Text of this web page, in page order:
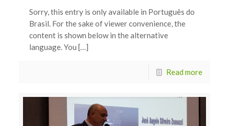
Sorry, this entry is only available in Português do
Brasil. For the sake of viewer convenience, the
content is shown below in the alternative
language. You […]
Read more